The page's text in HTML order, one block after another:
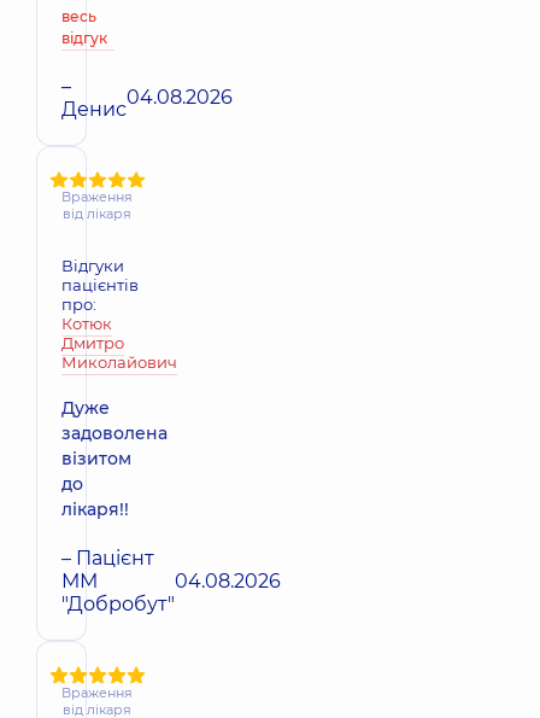
весь
відгук
–
Денис04.08.2026
Враження
від лікаря
Відгуки
пацієнтів
про:
Котюк
Дмитро
Миколайович
Дуже
задоволена
візитом
до
лікаря!!
– Пацієнт
ММ
"Добробут"
04.08.2026
Враження
від лікаря